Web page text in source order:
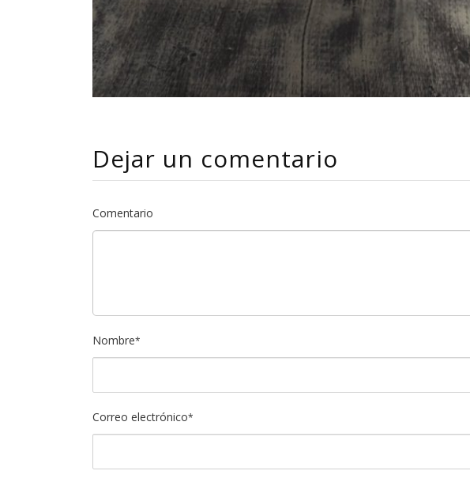
Dejar un comentario
Comentario
Nombre*
Correo electrónico*